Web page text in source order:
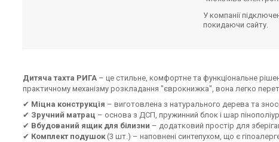
У компанії
покидаючи сайту.
Дитяча тахта РИГА – це стильне, комфортне та функціональне
практичному механізму розкладання "єврокнижка", вона легко
✔ Міцна конструкція – виготовлена з натурального дерева та
✔ Зручний матрац – основа з ДСП, пружинний блок і шар
✔ Вбудований ящик для білизни – додатковий простір для
✔ Комплект подушок(3 шт.) – наповнені синтепухом, що є